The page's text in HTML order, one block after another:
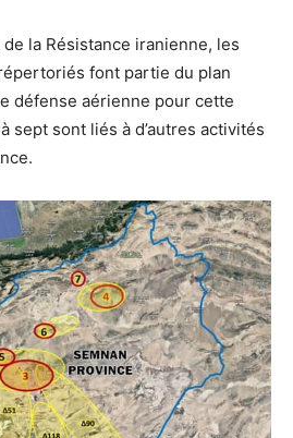
la Résistance iranienne, les
font partie du plan
défense aérienne pour cette
sept sont liés à d’autres activités